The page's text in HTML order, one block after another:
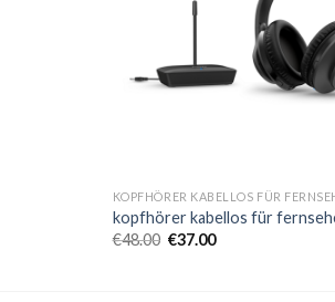
KOPFHÖRER KABELLOS FÜR
kopfhörer kabellos für
€48.00 €37.00